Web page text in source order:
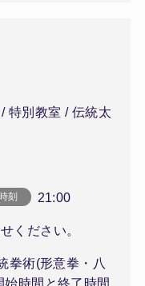
特別教室 / 伝統太
刻 21:00
ください。
拳術(形意拳・八
時間と終了時間